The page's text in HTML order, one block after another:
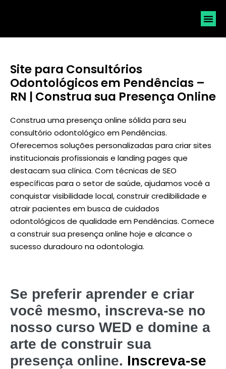
Site para Consultórios
Odontológicos em Pendências –
RN | Construa sua Presença Online
Construa uma presença online sólida para seu
consultório odontológico em Pendências.
Oferecemos soluções personalizadas para criar sites
institucionais profissionais e landing pages que
destacam sua clínica. Com técnicas de SEO
específicas para o setor de saúde, ajudamos você a
conquistar visibilidade local, construir credibilidade e
atrair pacientes em busca de cuidados
odontológicos de qualidade em Pendências. Comece
a construir sua presença online hoje e alcance o
sucesso duradouro na odontologia.
Se preferir aprender e criar
você mesmo, inscreva-se no
nosso curso WED e domine a
arte de construir sua
presença online. Inscreva-se